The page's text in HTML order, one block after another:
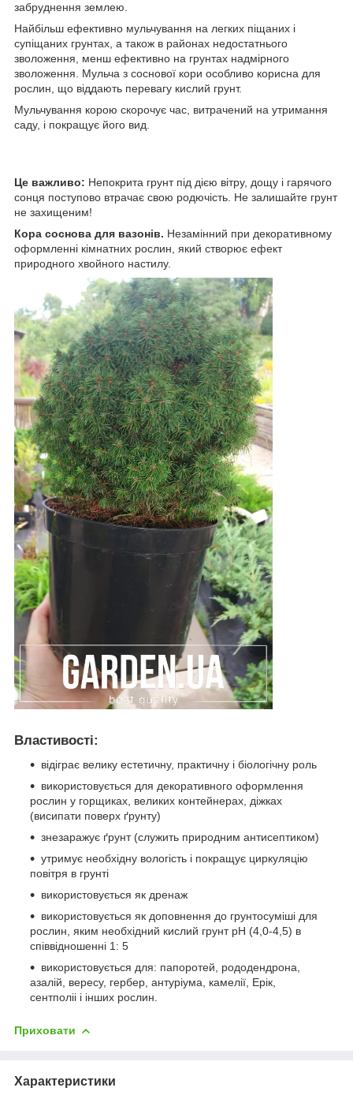
забруднення землею.
Найбільш ефективно мульчування на легких піщаних і
супіщаних грунтах, а також в районах недостатнього
зволоження, менш ефективно на грунтах надмірного
зволоження. Мульча з соснової кори особливо корисна для
рослин, що віддають перевагу кислий грунт.
Мульчування корою скорочує час, витрачений на утримання
саду, і покращує його вид.
Це важливо: Непокрита грунт під дією вітру, дощу і гарячого
сонця поступово втрачає свою родючість. Не залишайте грунт
не захищеним!
Кора соснова для вазонів. Незамінний при декоративному
оформленні кімнатних рослин, який створює ефект
природного хвойного настилу.
Властивості:
відіграє велику естетичну, практичну і біологічну роль
використовується для декоративного оформлення
рослин у горщиках, великих контейнерах, діжках
(висипати поверх ґрунту)
знезаражує ґрунт (служить природним антисептиком)
утримує необхідну вологість і покращує циркуляцію
повітря в грунті
використовується як дренаж
використовується як доповнення до грунтосуміші для
рослин, яким необхідний кислий грунт рН (4,0-4,5) в
співвідношенні 1: 5
використовується для: папоротей, рододендрона,
азалій, вересу, гербер, антуріума, камелії, Ерік,
сентполіі і інших рослин.
Приховати
Характеристики